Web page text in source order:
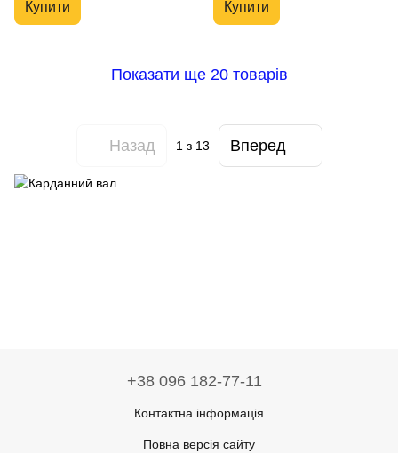
Купити Купити
Показати ще 20 товарів
Назад 1 з 13 Вперед
+38 096 182-77-11
Контактна інформація
Повна версія сайту